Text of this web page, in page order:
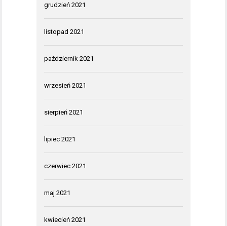
grudzień 2021
listopad 2021
październik 2021
wrzesień 2021
sierpień 2021
lipiec 2021
czerwiec 2021
maj 2021
kwiecień 2021